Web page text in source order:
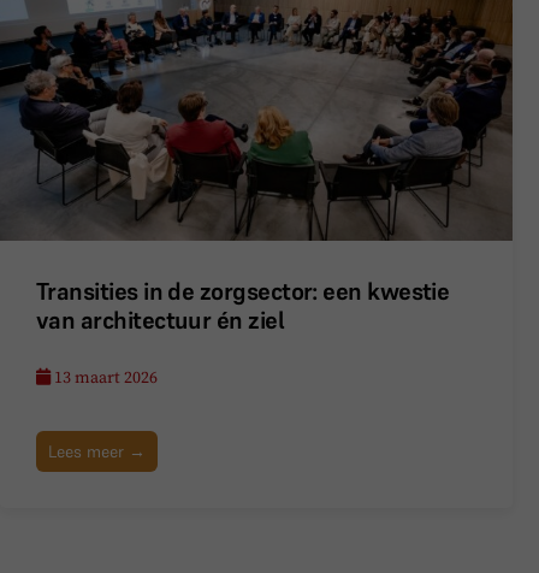
Transities in de zorgsector: een kwestie
van architectuur én ziel
13 maart 2026
Lees meer →